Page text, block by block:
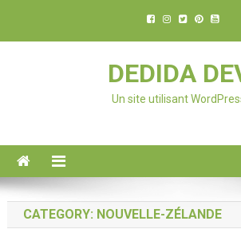
DEDIDA
Un site utilisant
CATEGORY: NOUVELLE-ZÉLANDE